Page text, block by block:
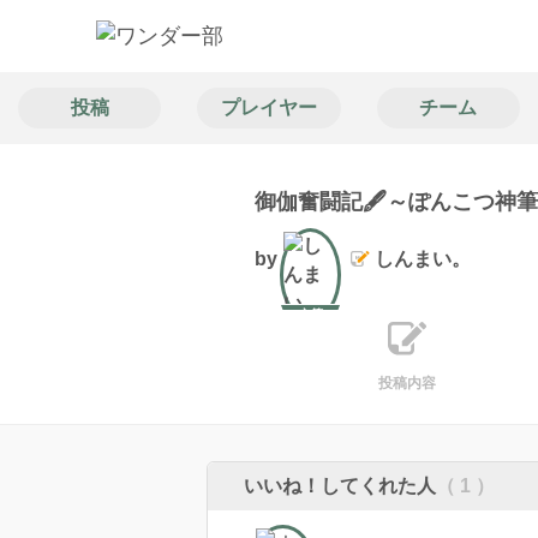
投稿 プレイヤー チーム
御伽奮闘記🖋️～ぽんこつ神
by
文筆
しんまい。
投稿内容
いいね！してくれた人 （ 1 ）